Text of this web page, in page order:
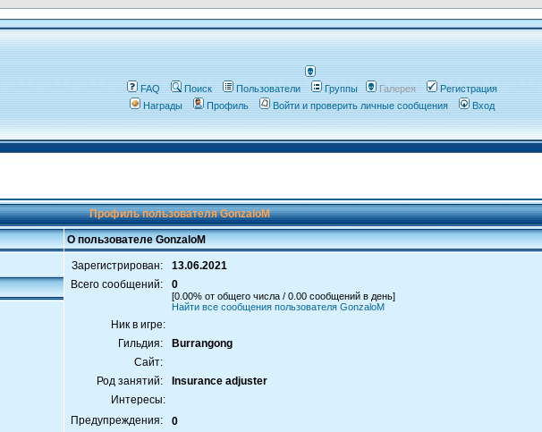
FAQ Поиск Пользователи Группы Галерея
Регистрация
Награды
Профиль Войти и проверить личные сообщения Вход
Профиль пользователя GonzaloM
О пользователе GonzaloM
Зарегистрирован:
13.06.2021
Всего сообщений:
0
[0.00% от общего числа / 0.00 сообщений в день]
Найти все сообщения пользователя GonzaloM
Ник в игре:
Гильдия:
Burrangong
Сайт:
Род занятий:
Insurance adjuster
Интересы:
Предупреждения:
0